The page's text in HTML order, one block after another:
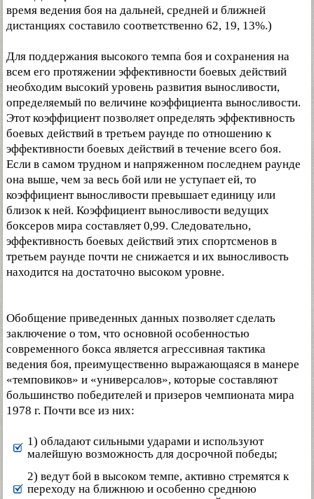
время ведения боя на дальней, средней и ближней
дистанциях составило соответственно 62, 19, 13%.)
Для поддержания высокого темпа боя и сохранения на
всем его протяжении эффективности боевых действий
необходим высокий уровень развития выносливости,
определяемый по величине коэффициента выносливости.
Этот коэффициент позволяет определять эффективность
боевых действий в третьем раунде по отношению к
эффективности боевых действий в течение всего боя.
Если в самом трудном и напряженном последнем раунде
она выше, чем за весь бой или не уступает ей, то
коэффициент выносливости превышает единицу или
близок к ней. Коэффициент выносливости ведущих
боксеров мира составляет 0,99. Следовательно,
эффективность боевых действий этих спортсменов в
третьем раунде почти не снижается и их выносливость
находится на достаточно высоком уровне.
Обобщение приведенных данных позволяет сделать
заключение о том, что основной особенностью
современного бокса является агрессивная тактика
ведения боя, преимущественно выражающаяся в манере
«темповиков» и «универсалов», которые составляют
большинство победителей и призеров чемпионата мира
1978 г. Почти все из них:
1) обладают сильными ударами и используют
малейшую возможность для досрочной победы;
2) ведут бой в высоком темпе, активно стремятся к
переходу на ближнюю и особенно среднюю